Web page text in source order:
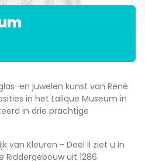
en juwelen kunst van René
in het Lalique Museum in
in drie prachtige
van Kleuren - Deel II ziet u in
uit 1286.